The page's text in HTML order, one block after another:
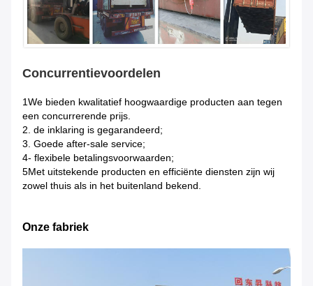
Concurrentievoordelen
1We bieden kwalitatief hoogwaardige producten aan tegen
een concurrerende prijs.
2. de inklaring is gegarandeerd;
3. Goede after-sale service;
4- flexibele betalingsvoorwaarden;
5Met uitstekende producten en efficiënte diensten zijn wij
zowel thuis als in het buitenland bekend.
Onze fabriek